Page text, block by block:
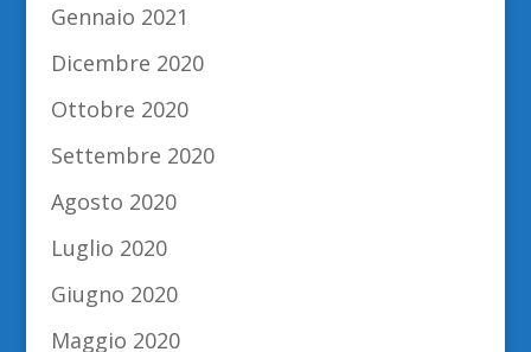
Gennaio 2021
Dicembre 2020
Ottobre 2020
Settembre 2020
Agosto 2020
Luglio 2020
Giugno 2020
Maggio 2020